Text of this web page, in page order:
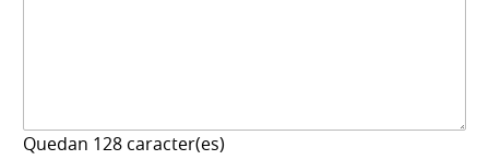
Quedan 128 caracter(es)